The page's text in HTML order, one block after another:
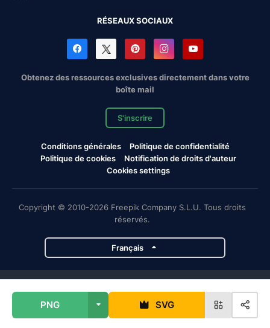
PNG SVG
RÉSEAUX SOCIAUX
Obtenez des ressources exclusives directement dans votre
boîte mail
S'inscrire
Conditions générales
Politique de confidentialité
Politique de cookies
Notification de droits d'auteur
Cookies settings
Copyright © 2010-2026 Freepik Company S.L.U. Tous droits
réservés.
Français